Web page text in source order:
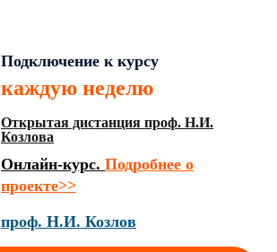
Подключение к курсу
каждую неделю
Открытая дистанция проф. Н.И.
Козлова
Онлайн-курс. Подробнее о
проекте>>
проф. Н.И. Козлов